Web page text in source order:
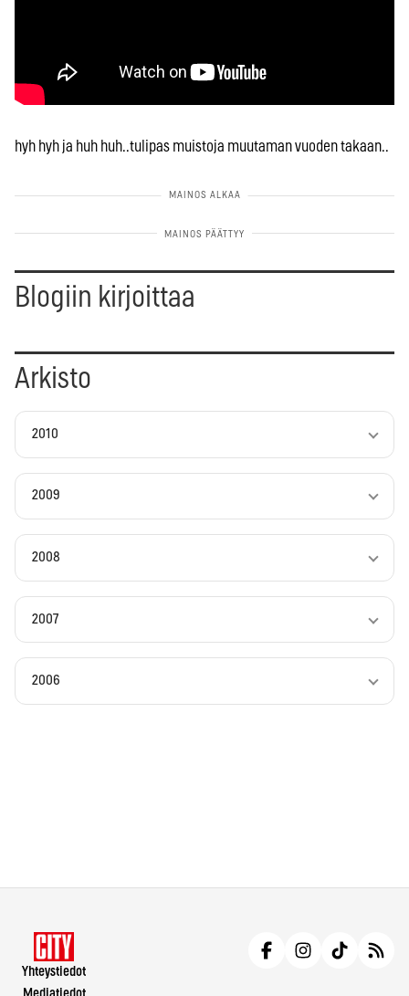
hyh hyh ja huh huh..tulipas muistoja muutaman vuoden takaan..
Blogiin kirjoittaa
Arkisto
2010
2009
2008
2007
2006
Yhteystiedot